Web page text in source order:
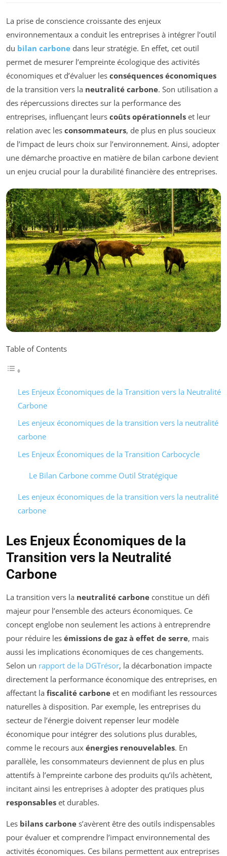
La prise de conscience croissante des enjeux
environnementaux a conduit les entreprises à intégrer l’outil
du bilan carbone dans leur stratégie. En effet, cet outil
permet de mesurer l’empreinte écologique des activités
économiques et d’évaluer les conséquences économiques
de la transition vers la neutralité carbone. Son utilisation a
des répercussions directes sur la performance des
entreprises, influençant leurs coûts opérationnels et leur
relation avec les consommateurs, de plus en plus soucieux
de l’impact de leurs choix sur l’environnement. Ainsi, adopter
une démarche proactive en matière de bilan carbone devient
un enjeu crucial pour la durabilité financière des entreprises.
Table of Contents
Les Enjeux Économiques de la Transition vers la Neutralité
Carbone
Les enjeux économiques de la transition vers la neutralité
carbone
Les Enjeux Économiques de la Transition Carbocycle
Le Bilan Carbone comme Outil Stratégique
Les enjeux économiques de la transition vers la neutralité
carbone
Les Enjeux Économiques de la
Transition vers la Neutralité
Carbone
La transition vers la neutralité carbone constitue un défi
majeur pour l’ensemble des acteurs économiques. Ce
concept englobe non seulement les actions à entreprendre
pour réduire les émissions de gaz à effet de serre, mais
aussi les implications économiques de ces changements.
Selon un rapport de la DGTrésor, la décarbonation impacte
directement la performance économique des entreprises, en
affectant la fiscalité carbone et en modifiant les ressources
naturelles à disposition. Par exemple, les entreprises du
secteur de l’énergie doivent repenser leur modèle
économique pour intégrer des solutions plus durables,
comme le recours aux énergies renouvelables. En
parallèle, les consommateurs deviennent de plus en plus
attentifs à l’empreinte carbone des produits qu’ils achètent,
incitant ainsi les entreprises à adopter des pratiques plus
responsables et durables.
Les bilans carbone s’avèrent être des outils indispensables
pour évaluer et comprendre l’impact environnemental des
activités économiques. Ces bilans permettent aux entreprises